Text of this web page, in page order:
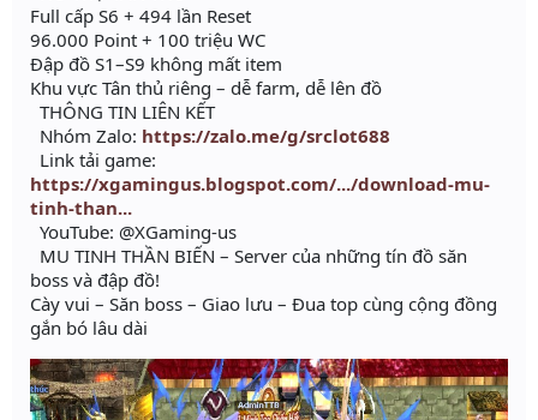
Full cấp S6 + 494 lần Reset
96.000 Point + 100 triệu WC
Đập đồ S1–S9 không mất item
Khu vực Tân thủ riêng – dễ farm, dễ lên đồ
THÔNG TIN LIÊN KẾT
Nhóm Zalo: https://zalo.me/g/srclot688
Link tải game:
https://xgamingus.blogspot.com/.../download-mu-
tinh-than...
YouTube: @XGaming-us
MU TINH THẦN BIẾN – Server của những tín đồ săn
boss và đập đồ!
Cày vui – Săn boss – Giao lưu – Đua top cùng cộng đồng
gắn bó lâu dài